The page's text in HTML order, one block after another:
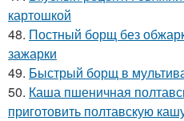
картошкой
48. Постный борщ без
зажарки
49. Быстрый борщ в
50. Каша пшеничная
приготовить полтавскую